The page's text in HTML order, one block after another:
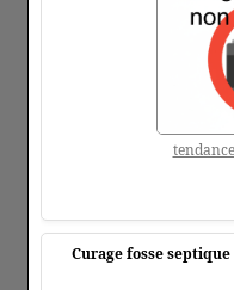
Curage fosse septique